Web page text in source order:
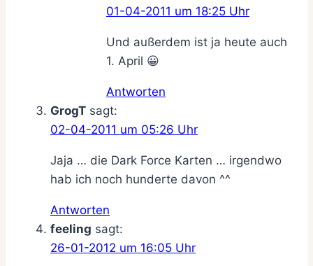
01-04-2011 um 18:25 Uhr
Und außerdem ist ja heute auch
1. April 😀
Antworten
GrogT sagt:
02-04-2011 um 05:26 Uhr
Jaja … die Dark Force Karten … irgendwo
hab ich noch hunderte davon ^^
Antworten
feeling sagt:
26-01-2012 um 16:05 Uhr